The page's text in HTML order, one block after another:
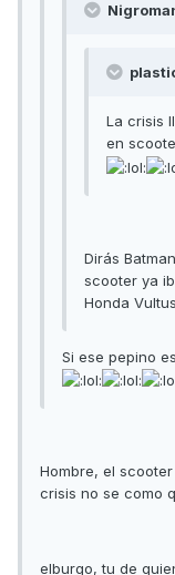
La crisis
en
Dirás
scooter ya
Honda
Si ese pepino
Hombre, el
crisis no se como
elburgo, tu de